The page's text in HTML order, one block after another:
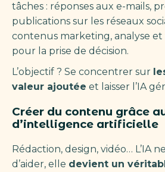
tâches : réponses aux e-mails,
publications sur les réseaux
contenus marketing, analyse
pour la prise de décision.
L’objectif ? Se concentrer sur
valeur ajoutée et laisser l’IA
Créer du contenu grâce
d’intelligence artificielle
Rédaction, design, vidéo… L’IA
d’aider, elle devient un